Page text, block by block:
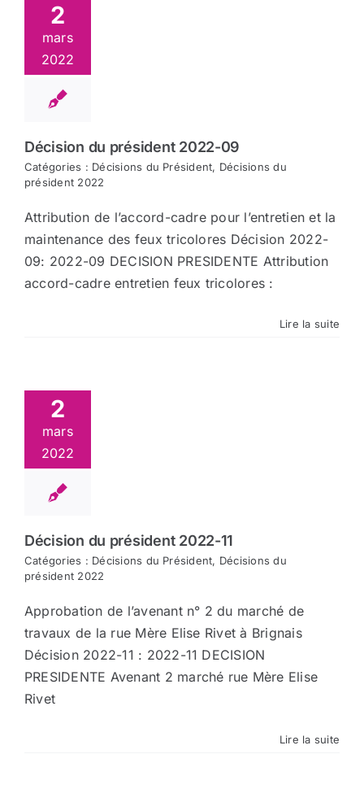
2
mars
2022
Décision du président 2022-09
Catégories : Décisions du Président, Décisions du
président 2022
Attribution de l’accord-cadre pour l’entretien et la
maintenance des feux tricolores Décision 2022-
09: 2022-09 DECISION PRESIDENTE Attribution
accord-cadre entretien feux tricolores :
Lire la suite
2
mars
2022
Décision du président 2022-11
Catégories : Décisions du Président, Décisions du
président 2022
Approbation de l’avenant n° 2 du marché de
travaux de la rue Mère Elise Rivet à Brignais
Décision 2022-11 : 2022-11 DECISION
PRESIDENTE Avenant 2 marché rue Mère Elise
Rivet
Lire la suite